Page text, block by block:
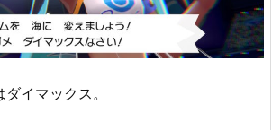
イマックス。